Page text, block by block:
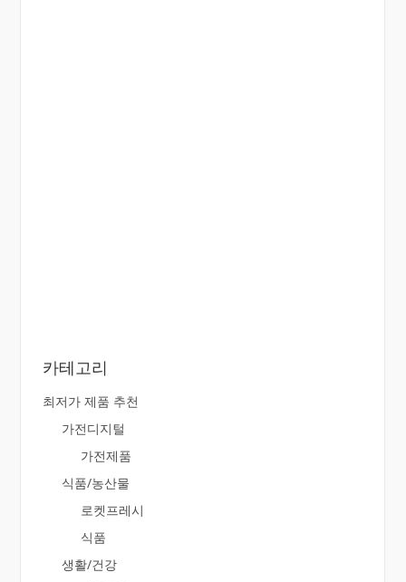
카테고리
최저가 제품 추천
가전디지털
가전제품
식품/농산물
로켓프레시
식품
생활/건강